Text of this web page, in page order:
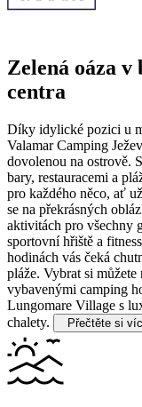
Zelená oáza
centra
Díky idylické pozici u
Valamar Camping
dovolenou na ostrově.
bary, restauracemi a
pro každého něco, ať
se na překrásných
aktivitách pro všechny
sportovní hřiště a
hodinách vás čeká
pláže. Vybrat si
vybavenými camping
Lungomare Village s
chalety.
Přečtěte si